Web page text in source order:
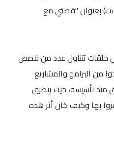
بعنوان "قصتي مع
حلقات تتناول عدد من قصص
من البرامج والمشاريع
منذ تأسيسه، حيث يتطرق
بها وكيف كان أثر هذه